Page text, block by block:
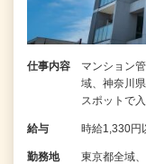
仕事内容
マンション
域、神奈川
スポットで
給与 時給1,330円
勤務地 東京都全域